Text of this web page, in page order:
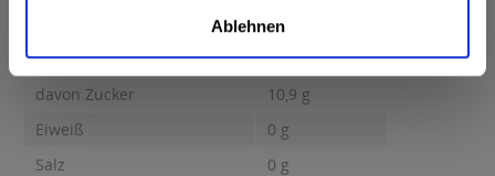
Ablehnen
davon gesättigte Fettsäuren
0 g
Kohlenhydrate
11,3 g
davon Zucker
10,9 g
Eiweiß
0 g
Salz
0 g